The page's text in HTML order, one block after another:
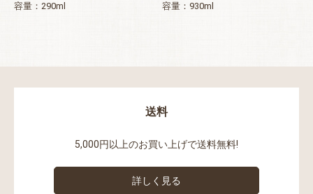
容量：290ml
容量：930ml
送料
5,000円以上のお買い上げで送料無料!
詳しく見る